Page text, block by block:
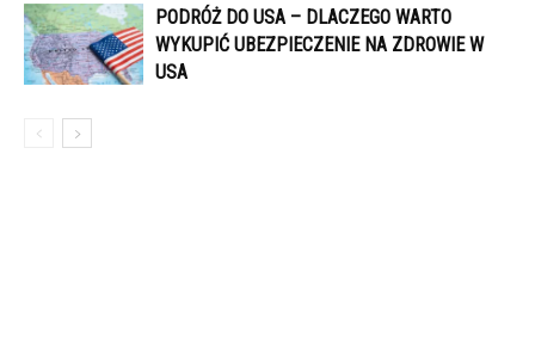
PODRÓŻ DO USA – DLACZEGO WARTO
WYKUPIĆ UBEZPIECZENIE NA ZDROWIE W
USA